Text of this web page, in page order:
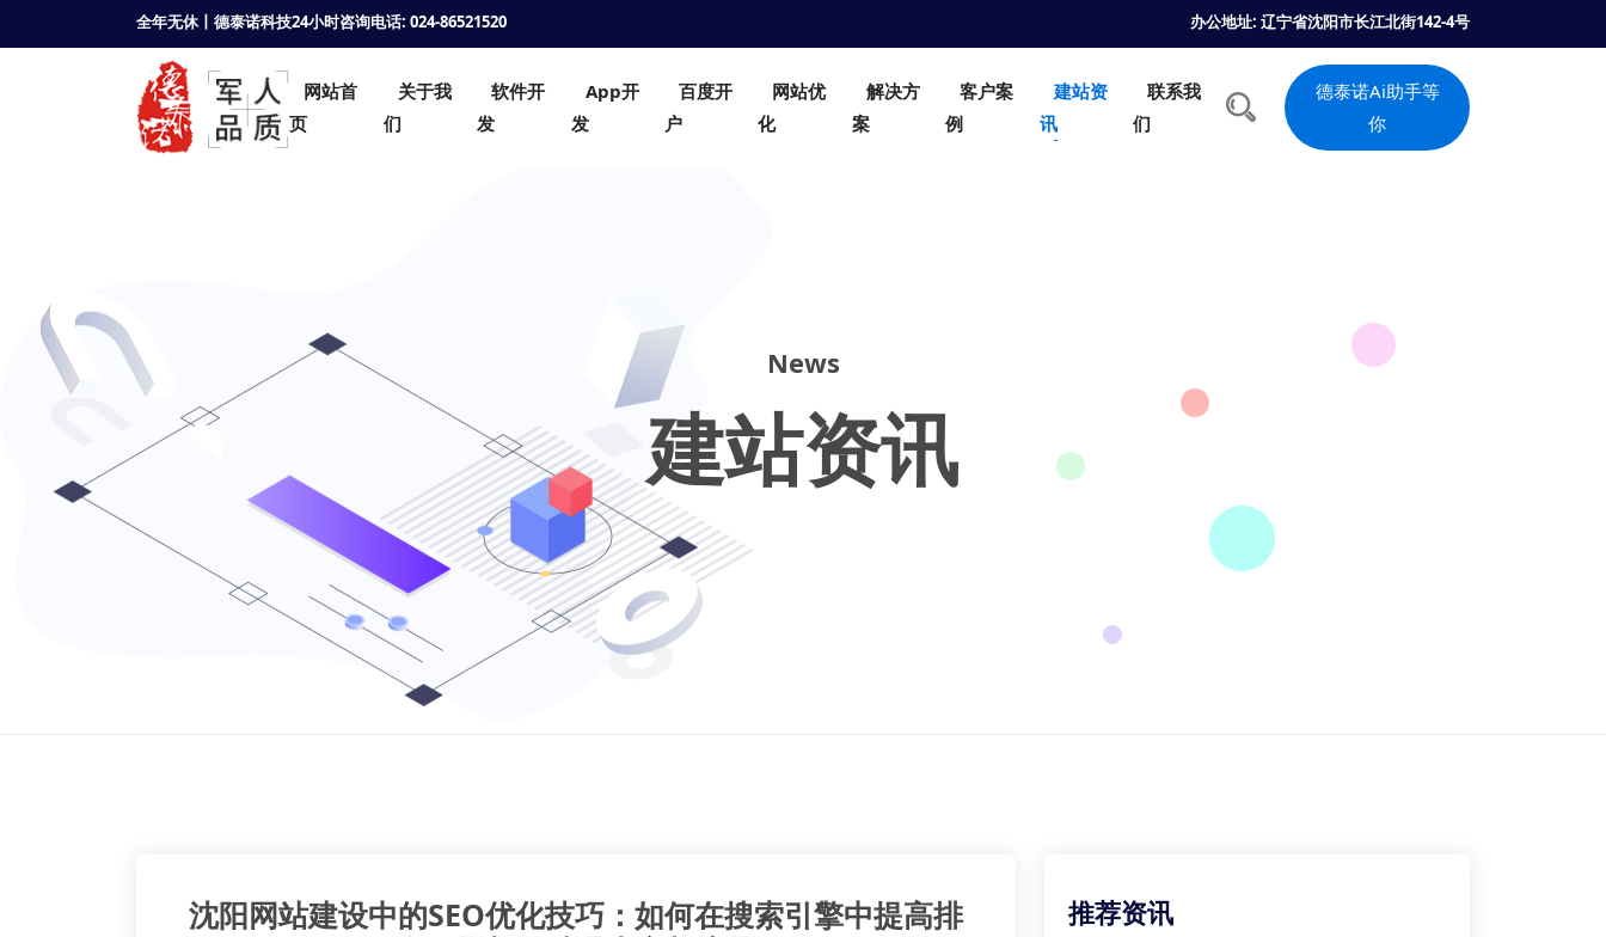
全年无休丨德泰诺科技24小时咨询电话: 024-86521520 办公地址: 辽宁省沈阳市长江北街142-4号
网站首
页
关于我
们
软件开
发
App开
发
百度开
户
网站优
化
解决方
案
客户案
例
建站资
讯
联系我
们
德泰诺Ai助手等
你
News
建站资讯
沈阳网站建设中的SEO优化技巧：如何在搜索引擎中提高排
推荐资讯